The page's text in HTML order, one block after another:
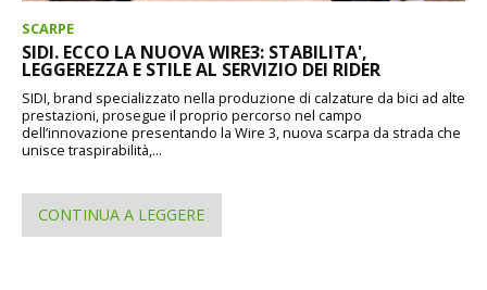
SCARPE
SIDI. ECCO LA NUOVA WIRE3: STABILITA',
LEGGEREZZA E STILE AL SERVIZIO DEI RIDER
SIDI, brand specializzato nella produzione di calzature da bici ad alte
prestazioni, prosegue il proprio percorso nel campo
dell’innovazione presentando la Wire 3, nuova scarpa da strada che
unisce traspirabilità,...
CONTINUA A LEGGERE